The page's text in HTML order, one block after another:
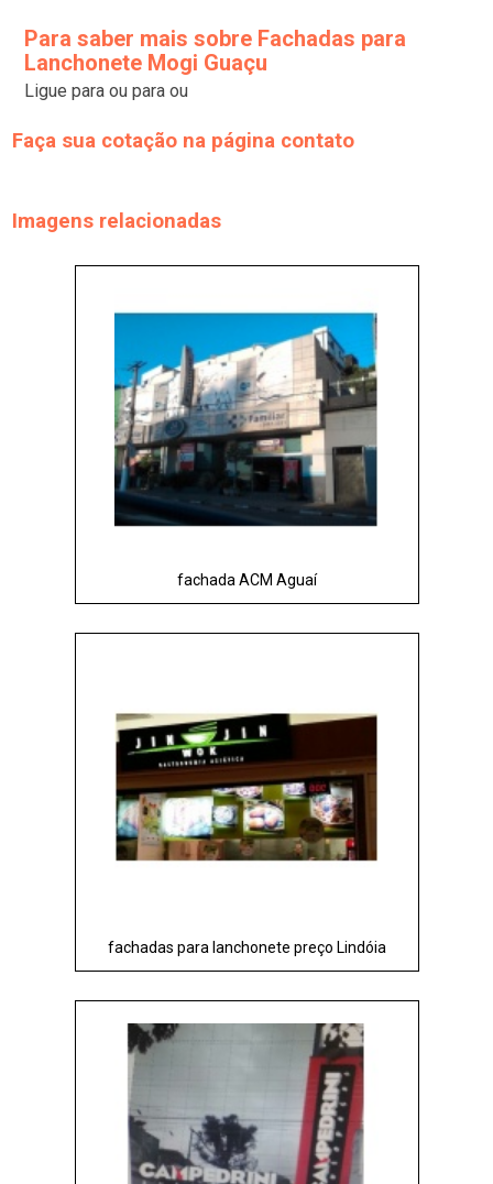
Para saber mais sobre Fachadas para
Lanchonete Mogi Guaçu
Ligue paraou paraou
Faça sua cotação
Imagens relacionadas
fachada ACM Aguaí
fachadas para lanchonete preço Lindóia